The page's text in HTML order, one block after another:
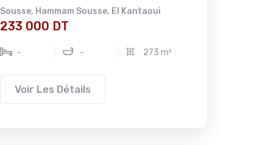
Sousse, Hammam Sousse, El Kantaoui
233 000 DT
- - 273 m²
Voir Les Détails